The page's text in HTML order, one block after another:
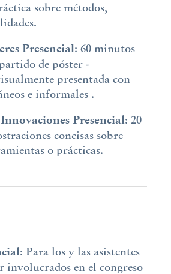
sobre métodos,
Presencial: 60 minutos
de póster -
presentada con
e informales .
Presencial: 20
concisas sobre
o prácticas.
: Para los y las asistentes
involucrados en el congreso